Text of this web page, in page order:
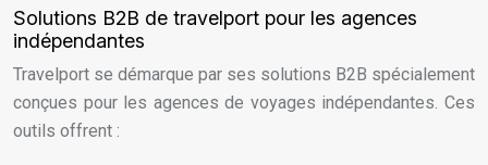
Solutions B2B de travelport pour les agences
indépendantes
Travelport se démarque par ses solutions B2B spécialement
conçues pour les agences de voyages indépendantes. Ces
outils offrent :